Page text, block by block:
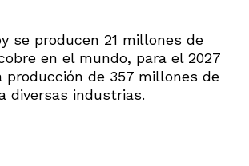
se producen 21 millones de
en el mundo, para el 2027
producción de 357 millones de
diversas industrias.